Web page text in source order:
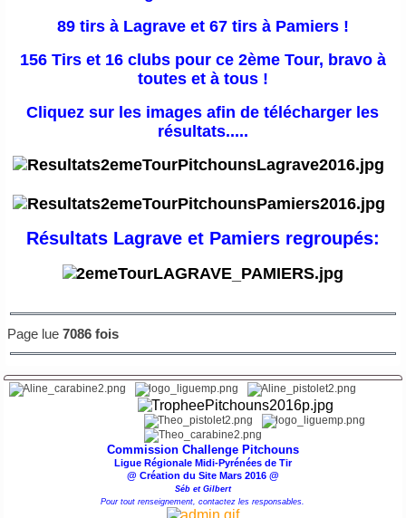
89 tirs à Lagrave et 67 tirs à Pamiers !
156 Tirs et 16 clubs pour ce 2ème Tour, bravo à
toutes et à tous !
Cliquez sur les images afin de télécharger les
résultats.....
Résultats Lagrave et Pamiers regroupés:
Page lue 7086 fois
Commission Challenge Pitchouns
Ligue Régionale Midi-Pyrénées de Tir
@ Création du Site Mars 2016 @
Séb et Gilbert
Pour tout renseignement, contactez les responsables.